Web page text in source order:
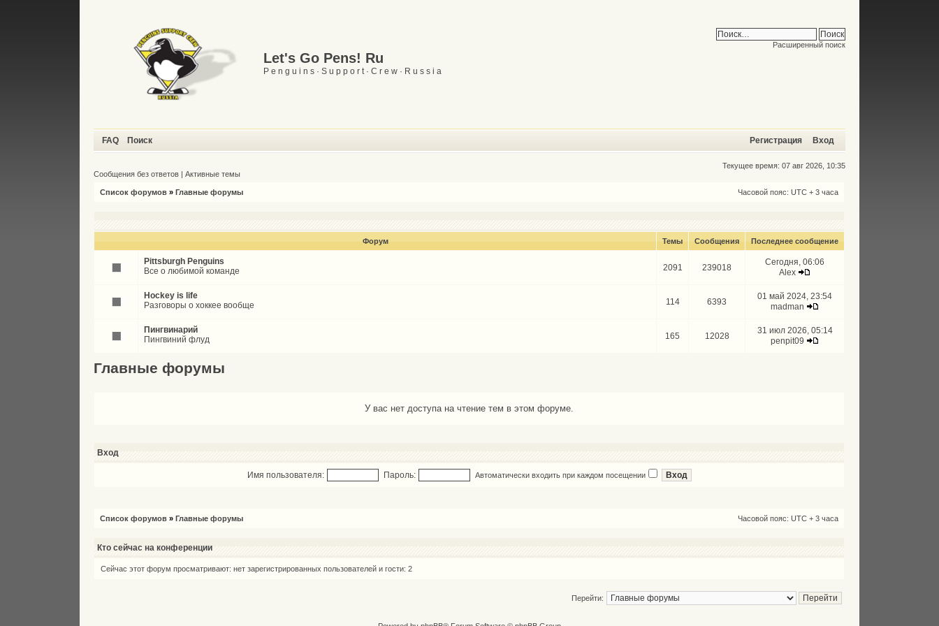
Let's Go Pens! Ru
P e n g u i n s · S u p p o r t · C r e w · R u s s i a
Расширенный поиск
FAQ Поиск Регистрация Вход
Текущее время: 07 авг 2026, 10:35
Сообщения без ответов |Активные темы
Список форумов »Главные форумы Часовой пояс: UTC + 3 часа
Форум Темы Сообщения Последнее сообщение
Pittsburgh Penguins
Все о любимой команде
2091 239018
Сегодня, 06:06
Alex
Hockey is life
Разговоры о хоккее вообще
114 6393
01 май 2024, 23:54
madman
Пингвинарий
Пингвиний флуд
165 12028
31 июл 2026, 05:14
penpit09
Главные форумы
У вас нет доступа на чтение тем в этом форуме.
Вход
Имя пользователя: Пароль: Автоматически входить при каждом посещении
Список форумов »Главные форумы Часовой пояс: UTC + 3 часа
Кто сейчас на конференции
Сейчас этот форум просматривают: нет зарегистрированных пользователей и гости: 2
Перейти: